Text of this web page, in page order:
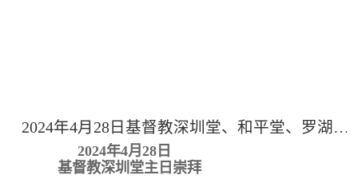
2024年4月28日基督教深圳堂、和平堂、罗湖堂主日崇拜
2024年4月28日
基督教深圳堂主日崇拜